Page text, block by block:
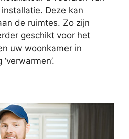
Deze kan
de ruimtes. Zo zijn
geschikt voor het
uw woonkamer in